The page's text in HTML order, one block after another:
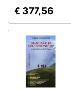
€ 377,56